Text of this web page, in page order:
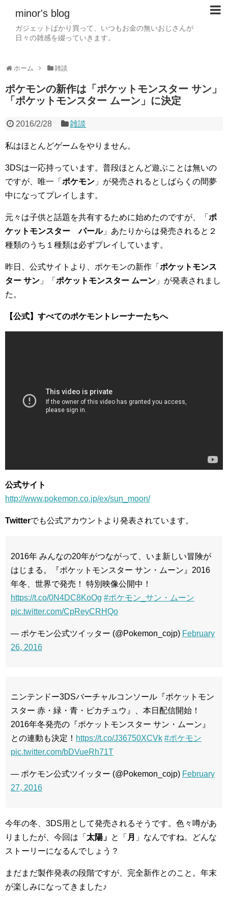
minor's blog
ガジェットばかり買って、いつもお金の無いおじさんが
日々の雑感を綴っていきます。
ホーム 雑談
ポケモンの新作は「ポケットモンスター サン」
「ポケットモンスター ムーン」に決定
2016/2/28 雑談
私はほとんどゲームをやりません。
3DSは一応持っています。普段ほとんど遊ぶことは無いの
ですが、唯一「 ポケモン 」が発売されるとしばらくの間夢
中になってプレイします。
元々は子供と話題を共有するために始めたのですが、「 ポ
ケットモンスター パール」あたりからは発売されると２
種類のうち１種類は必ずプレイしています。
昨日、公式サイトより、ポケモンの新作「 ポケットモンス
ター サン 」「 ポケットモンスター ムーン 」が発表されまし
た。
【公式】すべてのポケモントレーナーたちへ
公式サイト
http://www.pokemon.co.jp/ex/sun_moon/
Twitterでも公式アカウントより発表されています。
2016年 みんなの20年がつながって、いま新しい冒険が
はじまる。『ポケットモンスター サン・ムーン』2016
年冬、世界で発売！ 特別映像公開中！
https://t.co/0N4DC8KoOg #ポケモン_サン・ムーン
pic.twitter.com/CpReyCRHQo
— ポケモン公式ツイッター (@Pokemon_cojp) February
26, 2016
ニンテンドー3DSバーチャルコンソール『ポケットモン
スター 赤・緑・青・ピカチュウ』、本日配信開始！
2016年冬発売の『ポケットモンスター サン・ムーン』
との連動も決定！ https://t.co/J36750XCVk #ポケモン
pic.twitter.com/bDVueRh71T
— ポケモン公式ツイッター (@Pokemon_cojp) February
27, 2016
今年の冬、3DS用として発売されるそうです。色々噂があ
りましたが、今回は「 太陽」 と「 月 」なんですね。どんな
ストーリーになるんでしょう？
まだまだ製作発表の段階ですが、完全新作とのこと。年末
が楽しみになってきました♪